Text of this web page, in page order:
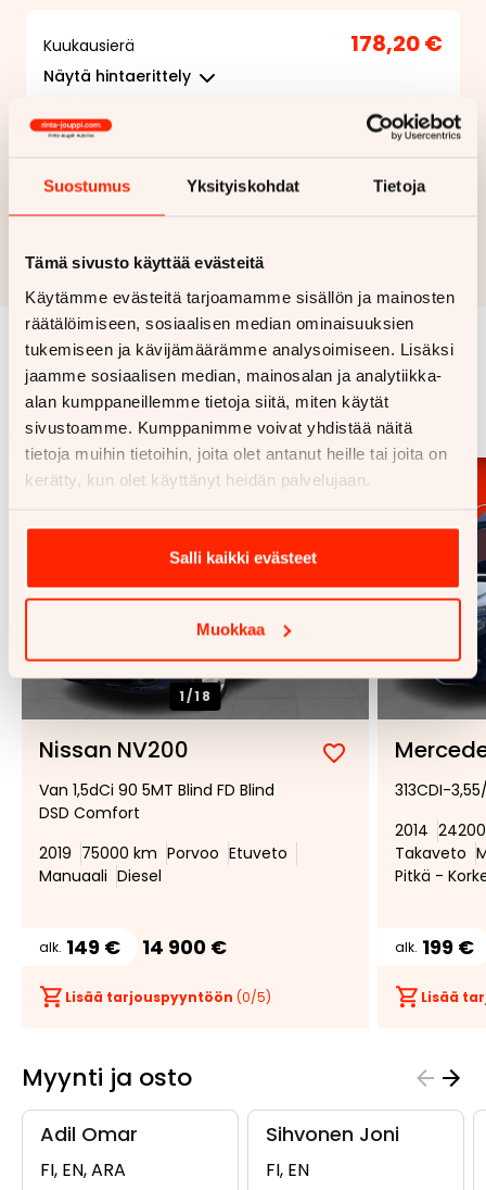
Suostumus Yksityiskohdat Tietoja
Tämä sivusto käyttää evästeitä
Käytämme evästeitä tarjoamamme sisällön ja mainosten
räätälöimiseen, sosiaalisen median ominaisuuksien
tukemiseen ja kävijämäärämme analysoimiseen. Lisäksi
jaamme sosiaalisen median, mainosalan ja analytiikka-
alan kumppaneillemme tietoja siitä, miten käytät
sivustoamme. Kumppanimme voivat yhdistää näitä
tietoja muihin tietoihin, joita olet antanut heille tai joita on
kerätty, kun olet käyttänyt heidän palvelujaan.
Salli kaikki evästeet
Muokkaa
Kuukausierä 178,20 €
Näytä hintaerittely
Hae rahoitustarjous
luottopäätöksen ja kaskovakuutuksen.
Samankaltaisia ajoneuvoja
Katso kaikki
1/18
Nissan NV200
Lisää
suosikiksi
Poista
suosikeista
Van 1,5dCi 90 5MT Blind FD Blind
DSD Comfort
2019 75000 km Porvoo Etuveto
Manuaali Diesel
alk. 149 € 14 900 €
Lisää tarjouspyyntöön (0/5)
313CDI-
2014
Takaveto
Pitkä -
alk. 199 €
Lisää
Myynti ja osto
Adil Omar
FI, EN, ARA
Sihvonen Joni
FI, EN